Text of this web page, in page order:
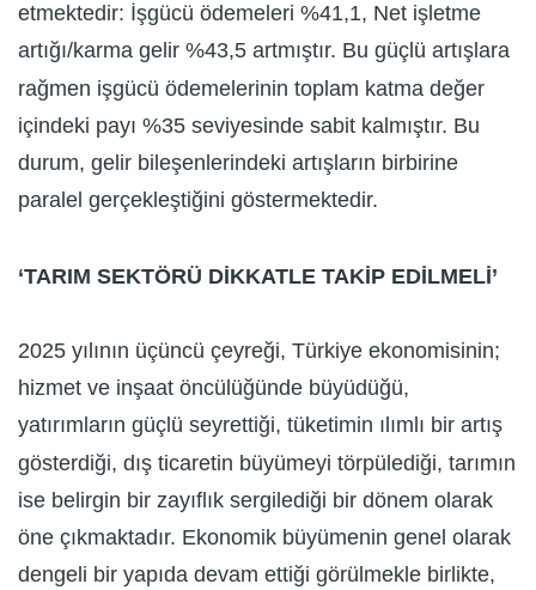
etmektedir: İşgücü ödemeleri %41,1, Net işletme
artığı/karma gelir %43,5 artmıştır. Bu güçlü artışlara
rağmen işgücü ödemelerinin toplam katma değer
içindeki payı %35 seviyesinde sabit kalmıştır. Bu
durum, gelir bileşenlerindeki artışların birbirine
paralel gerçekleştiğini göstermektedir.
‘TARIM SEKTÖRÜ DİKKATLE TAKİP EDİLMELİ’
2025 yılının üçüncü çeyreği, Türkiye ekonomisinin;
hizmet ve inşaat öncülüğünde büyüdüğü,
yatırımların güçlü seyrettiği, tüketimin ılımlı bir artış
gösterdiği, dış ticaretin büyümeyi törpülediği, tarımın
ise belirgin bir zayıflık sergilediği bir dönem olarak
öne çıkmaktadır. Ekonomik büyümenin genel olarak
dengeli bir yapıda devam ettiği görülmekle birlikte,